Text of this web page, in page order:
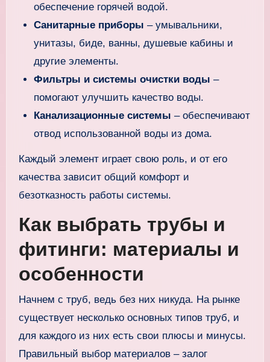
обеспечение горячей водой.
Санитарные приборы – умывальники,
унитазы, биде, ванны, душевые кабины и
другие элементы.
Фильтры и системы очистки воды –
помогают улучшить качество воды.
Канализационные системы – обеспечивают
отвод использованной воды из дома.
Каждый элемент играет свою роль, и от его
качества зависит общий комфорт и
безотказность работы системы.
Как выбрать трубы и
фитинги: материалы и
особенности
Начнем с труб, ведь без них никуда. На рынке
существует несколько основных типов труб, и
для каждого из них есть свои плюсы и минусы.
Правильный выбор материалов – залог